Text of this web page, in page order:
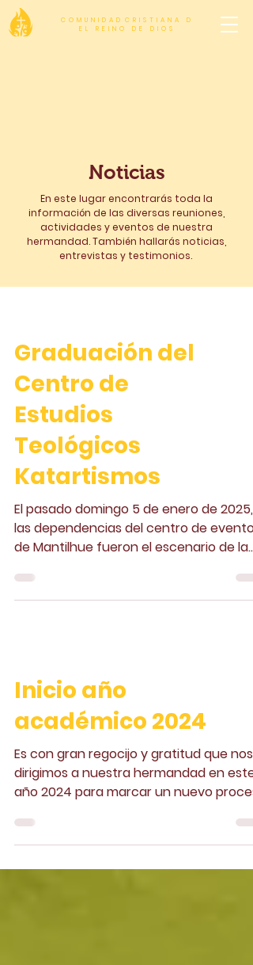
C O M U N I D A D C R I S T I A N A D
E L R E I N O D E D I O S
Noticias
En este lugar encontrarás toda la
información de las diversas reuniones,
actividades y eventos de nuestra
hermandad. También hallarás noticias,
entrevistas y testimonios.
Graduación del
Centro de
Estudios
Teológicos
Katartismos
El pasado domingo 5 de enero de 2025,
las dependencias del centro de eventos
de Mantilhue fueron el escenario de la
Inicio año
académico 2024
Es con gran regocijo y gratitud que nos
dirigimos a nuestra hermandad en este
año 2024 para marcar un nuevo